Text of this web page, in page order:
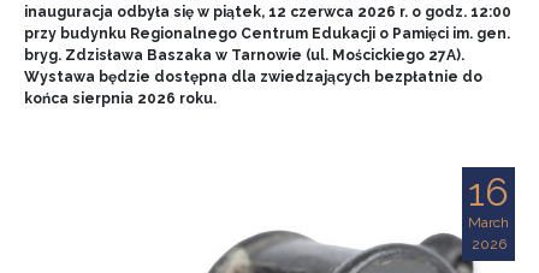
inauguracja odbyła się w piątek, 12 czerwca 2026 r. o godz. 12:00
przy budynku Regionalnego Centrum Edukacji o Pamięci im. gen.
bryg. Zdzisława Baszaka w Tarnowie (ul. Mościckiego 27A).
Wystawa będzie dostępna dla zwiedzających bezpłatnie do
końca sierpnia 2026 roku.
16
March
2026